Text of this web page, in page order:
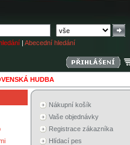
| Abecední hledání
HUDBA
Nákupní košík
Vaše objednávky
Registrace zákazníka
Hlídací pes